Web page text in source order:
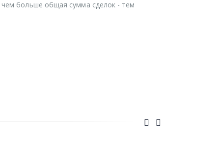
чем больше общая сумма сделок - тем